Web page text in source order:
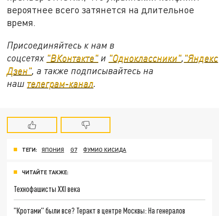
вероятнее всего затянется на длительное
время.
Присоединяйтесь к нам в
соцсетях "ВКонтакте" и "Одноклассники", "Яндекс
Дзен", а также подписывайтесь на
наш телеграм-канал.
ТЕГИ: ЯПОНИЯ G7 ФУМИО КИСИДА
ЧИТАЙТЕ ТАКЖЕ:
Технофашисты XXI века
"Кротами" были все? Теракт в центре Москвы: На генералов